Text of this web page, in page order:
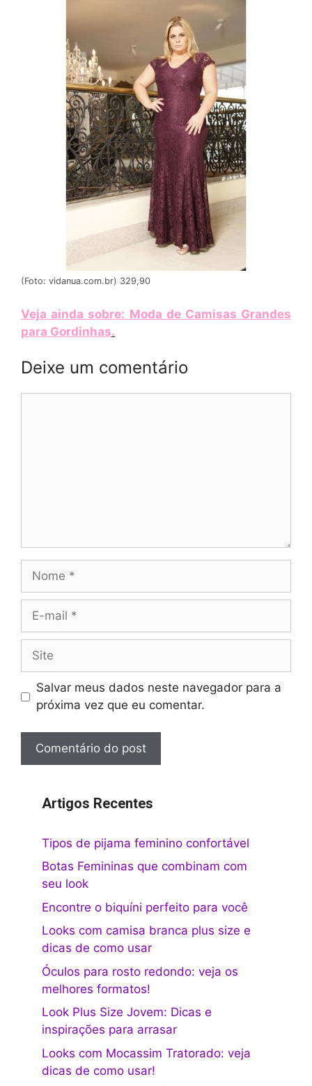
(Foto: vidanua.com.br) 329,90
Veja ainda sobre: Moda de Camisas Grandes
para Gordinhas.
Deixe um comentário
Nome
Site
Salvar meus dados neste navegador para a
próxima vez que eu comentar.
Artigos Recentes
Tipos de pijama feminino confortável
Botas Femininas que combinam com
seu look
Encontre o biquíni perfeito para você
Looks com camisa branca plus size e
dicas de como usar
Óculos para rosto redondo: veja os
melhores formatos!
Look Plus Size Jovem: Dicas e
inspirações para arrasar
Looks com Mocassim Tratorado: veja
dicas de como usar!